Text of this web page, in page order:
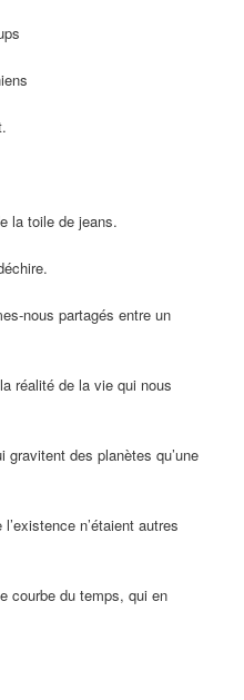
la toile de jeans.
nous partagés entre un
réalité de la vie qui nous
gravitent des planètes qu’une
n’étaient autres
courbe du temps, qui en